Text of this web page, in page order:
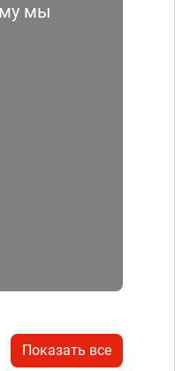
мы
Показать все